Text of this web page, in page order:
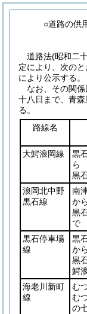
○道路の供
道路法(昭和二
定により、次の
により公示する。
なお、その関
十八日まで、青
る。
路線名
大鰐浪岡線
黒
ら
黒
浪岡北中野
黒石線
南
から
黒
で
黒石停車場
線
黒
から
黒
鰐
海老川新町
線
む
む
の